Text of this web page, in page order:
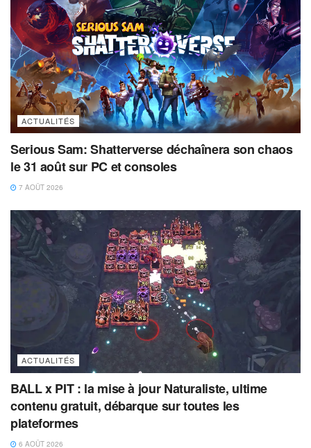
ACTUALITÉS
Serious Sam: Shatterverse déchaînera son chaos
le 31 août sur PC et consoles
7 AOÛT 2026
ACTUALITÉS
BALL x PIT : la mise à jour Naturaliste, ultime
contenu gratuit, débarque sur toutes les
plateformes
6 AOÛT 2026